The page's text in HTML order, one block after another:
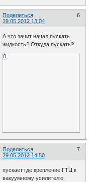
Поделиться
6
29.05.2012 13:04
А что зачит начал пускать
жидкость? Откуда пускать?
0
Поделиться
7
29.05.2012 14:50
пускает где крепление ГТЦ к
вакуумному усилителю.